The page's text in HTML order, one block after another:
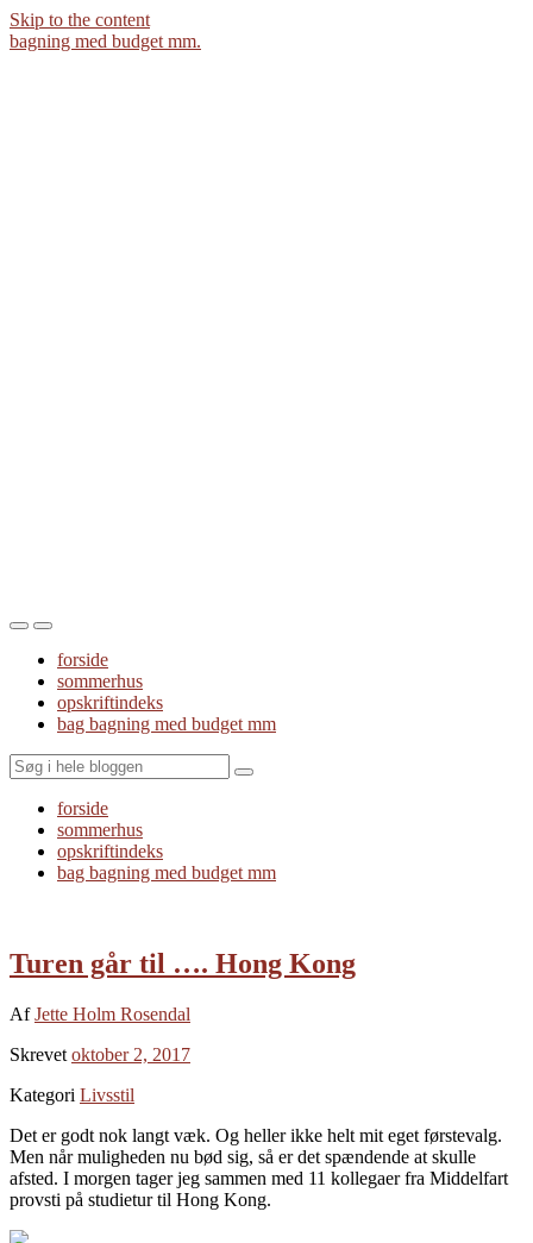
Skip to the content
bagning med budget mm.
Toggle
mobile
menu
Toggle
the
search
field
forside
sommerhus
opskriftindeks
bag bagning med budget mm
Search
forside
sommerhus
opskriftindeks
bag bagning med budget mm
Turen går til …. Hong Kong
AfJette Holm Rosendal
Skrevet oktober 2, 2017
Kategori Livsstil
Det er godt nok langt væk. Og heller ikke helt mit eget førstevalg.
Men når muligheden nu bød sig, så er det spændende at skulle
afsted. I morgen tager jeg sammen med 11 kollegaer fra Middelfart
provsti på studietur til Hong Kong.